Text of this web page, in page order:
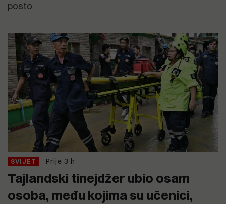
posto
SVIJET Prije 3 h
Tajlandski tinejdžer ubio osam
osoba, među kojima su učenici,